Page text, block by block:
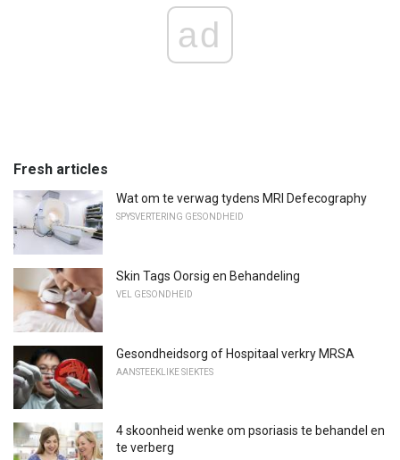
ad
Fresh articles
Wat om te verwag tydens MRI Defecography
SPYSVERTERING GESONDHEID
Skin Tags Oorsig en Behandeling
VEL GESONDHEID
Gesondheidsorg of Hospitaal verkry MRSA
AANSTEEKLIKE SIEKTES
4 skoonheid wenke om psoriasis te behandel en
te verberg